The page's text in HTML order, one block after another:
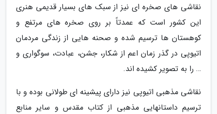
نقاشی های صخره ای نیز از سبک های بسیار قدیمی هنری
این کشور است که عمدتاً بر روی صخره های مرتفع و
کوهستان ها ترسیم شده و صحنه هایی از زندگی مردمان
اتیوپی در گذر زمان اعم از شکار، جشن، عبادت، سوگواری و
… را به تصویر کشیده اند.
نقاشی مذهبی اتیوپی نیز دارای پیشینه ای طولانی بوده و با
ترسیم داستانهایی مذهبی از کتاب مقدس و سایر منابع